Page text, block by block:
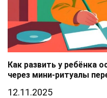
Как развить у ребёнка
через мини-ритуалы
12.11.2025